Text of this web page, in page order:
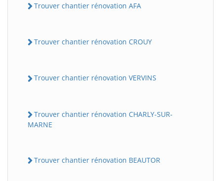
Trouver chantier rénovation AFA
Trouver chantier rénovation CROUY
Trouver chantier rénovation VERVINS
Trouver chantier rénovation CHARLY-SUR-
MARNE
Trouver chantier rénovation BEAUTOR